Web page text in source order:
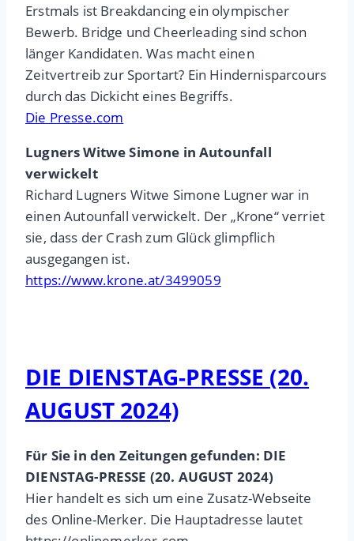
Erstmals ist Breakdancing ein olympischer
Bewerb. Bridge und Cheerleading sind schon
länger Kandidaten. Was macht einen
Zeitvertreib zur Sportart? Ein Hindernisparcours
durch das Dickicht eines Begriffs.
Die Presse.com
Lugners Witwe Simone in Autounfall
verwickelt
Richard Lugners Witwe Simone Lugner war in
einen Autounfall verwickelt. Der „Krone“ verriet
sie, dass der Crash zum Glück glimpflich
ausgegangen ist.
https://www.krone.at/3499059
DIE DIENSTAG-PRESSE (20.
AUGUST 2024)
Für Sie in den Zeitungen gefunden: DIE
DIENSTAG-PRESSE (20. AUGUST 2024)
Hier handelt es sich um eine Zusatz-Webseite
des Online-Merker. Die Hauptadresse lautet